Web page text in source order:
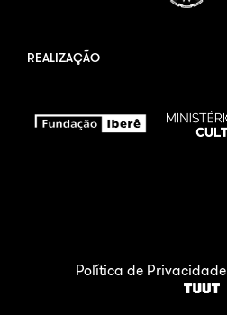
REALIZAÇÃO
Política de Privacidade